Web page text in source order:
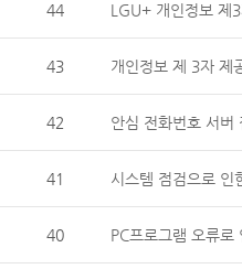
44 LGU+ 개인정
43 개인정보 제 3자 제
42 안심 전화번호 서
41 시스템 점검으로 인
40 PC프로그램 오류로